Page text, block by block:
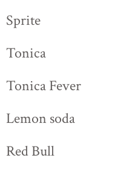
Sprite
Tonica
Tonica Fever
Lemon soda
Red Bull